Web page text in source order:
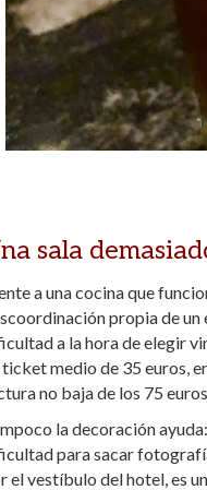
sala
a una cocina que
propia de un
a la hora de elegir
ticket medio de 35 euros,
no baja de los 75
la decoración
para sacar
el vestíbulo del hotel, es